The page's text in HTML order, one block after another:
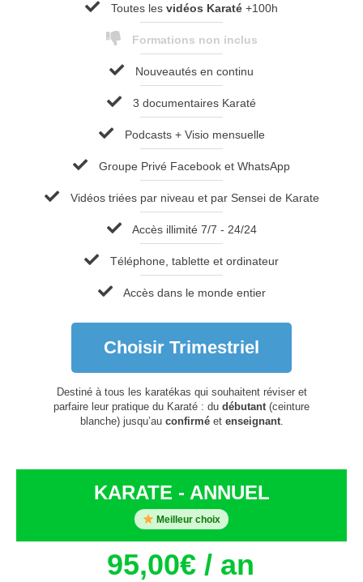
Toutes les vidéos Karaté +100h
Formations non inclus
Nouveautés en continu
3 documentaires Karaté
Podcasts + Visio mensuelle
Groupe Privé Facebook et WhatsApp
Vidéos triées par niveau et par Sensei de Karate
Accès illimité 7/7 - 24/24
Téléphone, tablette et ordinateur
Accès dans le monde entier
Choisir Trimestriel
Destiné à tous les karatékas qui souhaitent réviser et
parfaire leur pratique du Karaté : du débutant(ceinture
blanche) jusqu’au confirméet enseignant.
KARATE - ANNUEL
Meilleur choix
95,00€/ an